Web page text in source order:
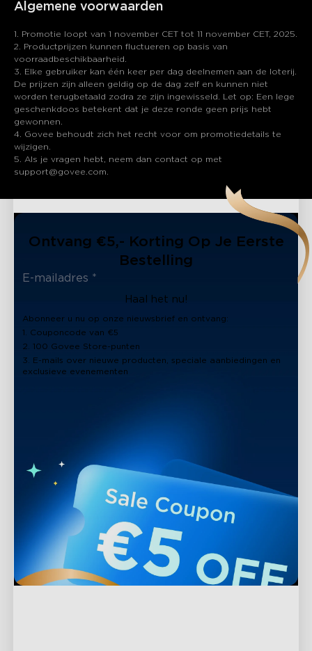
Algemene voorwaarden
1. Promotie loopt van 1 november CET tot 11 november CET, 2025.
2. Productprijzen kunnen fluctueren op basis van
voorraadbeschikbaarheid.
3. Elke gebruiker kan één keer per dag deelnemen aan de loterij.
De prijzen zijn alleen geldig op de dag zelf en kunnen niet
worden terugbetaald zodra ze zijn ingewisseld. Let op: Een lege
geschenkdoos betekent dat je deze ronde geen prijs hebt
gewonnen.
4. Govee behoudt zich het recht voor om promotiedetails te
wijzigen.
5. Als je vragen hebt, neem dan contact op met
support@govee.com.
Ontvang €5,- Korting Op Je Eerste
Bestelling
Haal het nu!
Abonneer u nu op onze nieuwsbrief en ontvang:
1. Couponcode van €5
2. 100 Govee Store-punten
3. E-mails over nieuwe producten, speciale aanbiedingen en
exclusieve evenementen